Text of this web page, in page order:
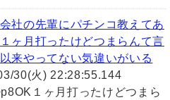
会社の先輩にパチンコ教えてあ
ヶ月打ったけどつまらんて言
来やってない気違いがいる
30(火) 22:28:55.144
１ヶ月打ったけどつまら